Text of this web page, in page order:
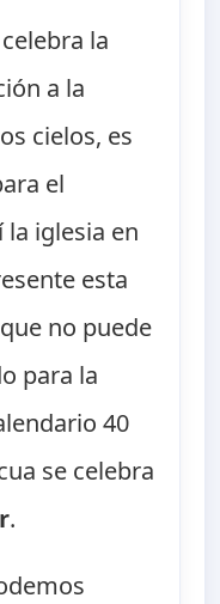
celebra la
a la
cielos, es
el
iglesia en
esta
no puede
para la
40
se celebra
.